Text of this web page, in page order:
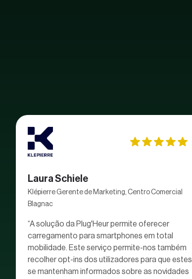
Laura Schiele
Klépierre Gerente de Marketing, Centro Comercial
Blagnac
“A solução da Plug'Heur permite oferecer
carregamento para smartphones em total
mobilidade. Este serviço permite-nos também
recolher opt-ins dos utilizadores para que estes
se mantenham informados sobre as novidades